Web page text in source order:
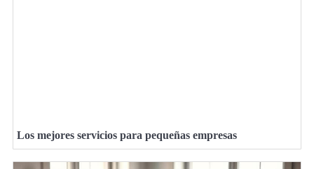
Los mejores servicios para pequeñas empresas